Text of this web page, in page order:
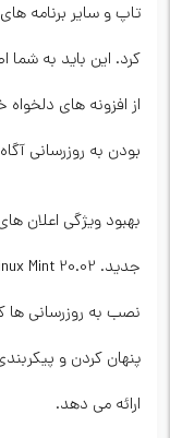
کرد. این باید به
از افزونه های
بودن به روزرسانی
بهبود ویژگی اعلان
نصب به روزرسانی ها
پنهان کردن و
ارائه می دهد.